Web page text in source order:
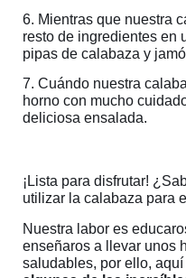
6. Mientras que nuestra
resto de ingredientes en
pipas de calabaza y
7. Cuándo nuestra
horno con mucho
deliciosa ensalada.
¡Lista para disfrutar!
utilizar la calabaza para
Nuestra labor es
enseñaros a llevar unos
saludables, por ello,